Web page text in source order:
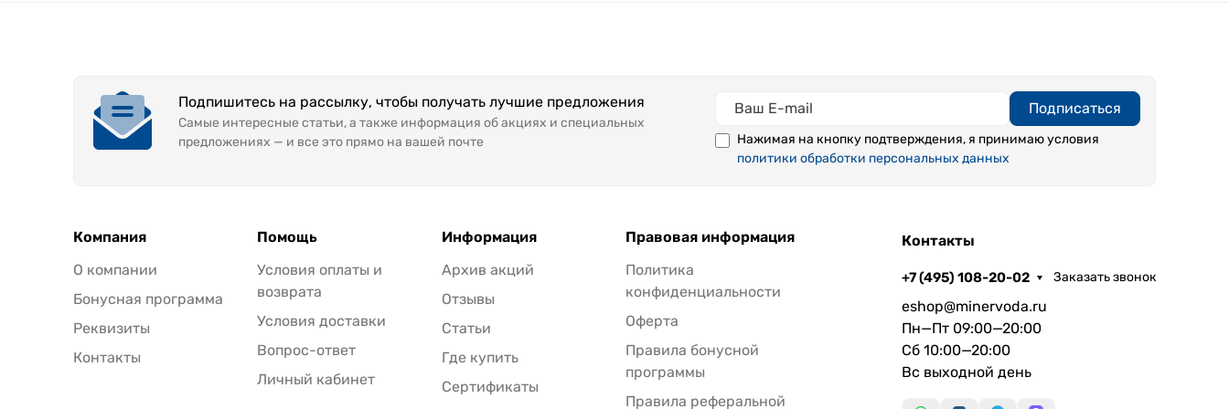
Подпишитесь на рассылку, чтобы получать лучшие предложения
Самые интересные статьи, а также информация об акциях и специальных
предложениях — и все это прямо на вашей почте
Подписаться
Нажимая на кнопку подтверждения, я принимаю условия
политики обработки персональных данных
Компания
О компании
Бонусная программа
Реквизиты
Контакты
Помощь
Условия оплаты и
возврата
Условия доставки
Вопрос-ответ
Личный кабинет
Информация
Архив акций
Отзывы
Статьи
Где купить
Сертификаты
Правовая информация
Политика
конфиденциальности
Оферта
Правила бонусной
программы
Правила реферальной
Контакты
+7 (495) 108-20-02 Заказать звонок
eshop@minervoda.ru
Пн—Пт 09:00—20:00
Сб 10:00—20:00
Вс выходной день